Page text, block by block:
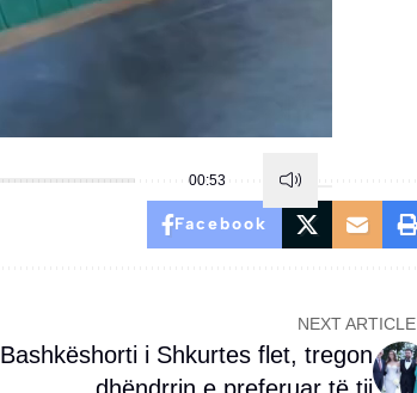
00:53
Facebook
NEXT ARTICLE
Bashkëshorti i Shkurtes flet, tregon